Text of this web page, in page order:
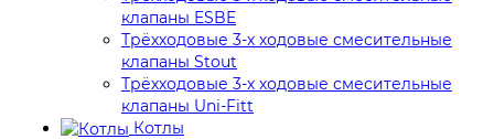
клапаны ESBE
Трёхходовые 3-х ходовые смесительные
клапаны Stout
Трёхходовые 3-х ходовые смесительные
клапаны Uni-Fitt
Котлы